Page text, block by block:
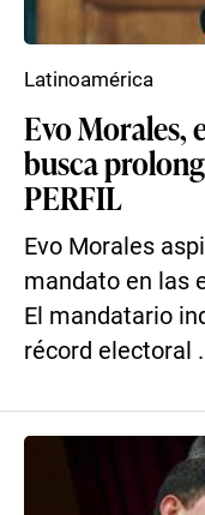
Evo Morales,
busca
PERFIL
Evo Morales
mandato en las
El mandatario
récord electoral
Latinoamérica